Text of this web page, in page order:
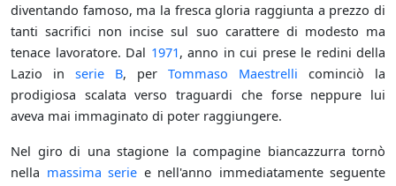
diventando famoso, ma la fresca gloria raggiunta a prezzo di
tanti sacrifici non incise sul suo carattere di modesto ma
tenace lavoratore. Dal 1971, anno in cui prese le redini della
Lazio in serie B, per Tommaso Maestrelli cominciò la
prodigiosa scalata verso traguardi che forse neppure lui
aveva mai immaginato di poter raggiungere.
Nel giro di una stagione la compagine biancazzurra tornò
nella massima serie e nell'anno immediatamente seguente